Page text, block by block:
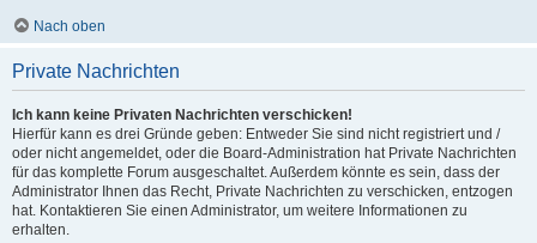
Nach oben
Private Nachrichten
Ich kann keine Privaten Nachrichten verschicken!
Hierfür kann es drei Gründe geben: Entweder Sie sind nicht registriert und /
oder nicht angemeldet, oder die Board-Administration hat Private Nachrichten
für das komplette Forum ausgeschaltet. Außerdem könnte es sein, dass der
Administrator Ihnen das Recht, Private Nachrichten zu verschicken, entzogen
hat. Kontaktieren Sie einen Administrator, um weitere Informationen zu
erhalten.